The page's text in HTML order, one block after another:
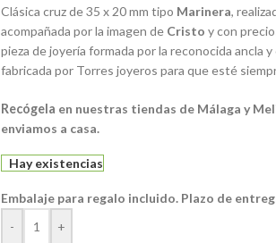
Clásica cruz de 35 x 20 mm tipo Marinera,
acompañada por la imagen de Cristo y con
pieza de joyería formada por la reconocida ancla
fabricada por Torres joyeros para que esté
Recógela en nuestras tiendas de Málaga y
enviamos a casa.
Hay existencias
Embalaje para regalo incluido. Plazo de
-
+